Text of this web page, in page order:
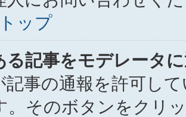
ップ
る記事をモデレータ
記事の通報を許可し
。そのボタンをクリ